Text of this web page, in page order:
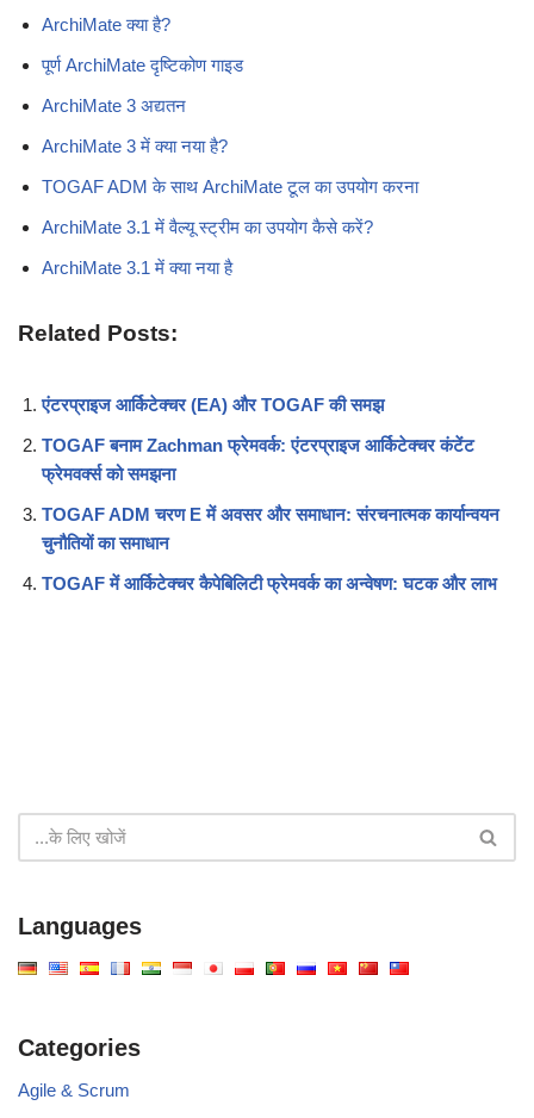
ArchiMate क्या है?
पूर्ण ArchiMate दृष्टिकोण गाइड
ArchiMate 3 अद्यतन
ArchiMate 3 में क्या नया है?
TOGAF ADM के साथ ArchiMate टूल का उपयोग करना
ArchiMate 3.1 में वैल्यू स्ट्रीम का उपयोग कैसे करें?
ArchiMate 3.1 में क्या नया है
Related Posts:
एंटरप्राइज आर्किटेक्चर (EA) और TOGAF की समझ
TOGAF बनाम Zachman फ्रेमवर्क: एंटरप्राइज आर्किटेक्चर कंटेंट
फ्रेमवर्क्स को समझना
TOGAF ADM चरण E में अवसर और समाधान: संरचनात्मक कार्यान्वयन
चुनौतियों का समाधान
TOGAF में आर्किटेक्चर कैपेबिलिटी फ्रेमवर्क का अन्वेषण: घटक और लाभ
Languages
Categories
Agile & Scrum